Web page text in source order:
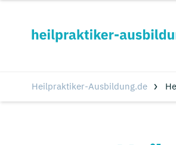
Heilpraktiker-Ausbildung.de